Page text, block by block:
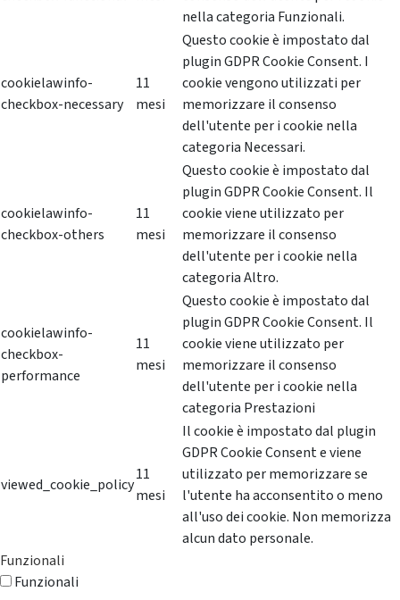
nella categoria Funzionali.
cookielawinfo-
checkbox-necessary
11
mesi
Questo cookie è impostato dal
plugin GDPR Cookie Consent. I
cookie vengono utilizzati per
memorizzare il consenso
dell'utente per i cookie nella
categoria Necessari.
cookielawinfo-
checkbox-others
11
mesi
Questo cookie è impostato dal
plugin GDPR Cookie Consent. Il
cookie viene utilizzato per
memorizzare il consenso
dell'utente per i cookie nella
categoria Altro.
cookielawinfo-
checkbox-
performance
11
mesi
Questo cookie è impostato dal
plugin GDPR Cookie Consent. Il
cookie viene utilizzato per
memorizzare il consenso
dell'utente per i cookie nella
categoria Prestazioni
viewed_cookie_policy
11
mesi
Il cookie è impostato dal plugin
GDPR Cookie Consent e viene
utilizzato per memorizzare se
l'utente ha acconsentito o meno
all'uso dei cookie. Non memorizza
alcun dato personale.
Funzionali
Funzionali